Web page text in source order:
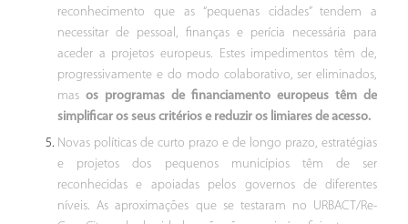
reconhecimento que as “pequenas cidades” tendem a
necessitar de pessoal, finanças e perícia necessária para
aceder a projetos europeus. Estes impedimentos têm de,
progressivamente e do modo colaborativo, ser eliminados,
masos programas de financiamento europeus têm de
simplificar os seus critérios e reduzir os limiares de acesso.
Novas políticas de curto prazo e de longo prazo, estratégias
e projetos dos pequenos municípios têm de ser
reconhecidas e apoiadas pelos governos de diferentes
níveis. As aproximações que se testaram no URBACT/Re-